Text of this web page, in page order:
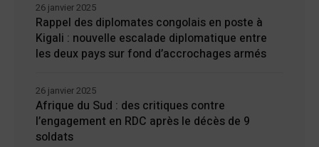
Rappel des diplomates congolais en poste à
Kigali : nouvelle escalade diplomatique entre
les deux pays sur fond d’accrochages armés
26 janvier 2025
Afrique du Sud : des critiques contre
l’engagement en RDC après le décès de 9
soldats
26 janvier 2025